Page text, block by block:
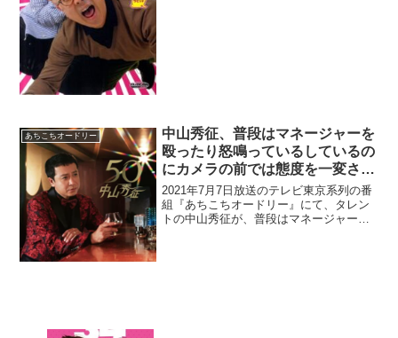
あちこちオードリー
中山秀征、普段はマネージャーを
殴ったり怒鳴っているしているの
にカメラの前では態度を一変させ
る「アイドルや先輩をいっぱい見
てる」と暴露
2021年7月7日放送のテレビ東京系列の番
組『あちこちオードリー』にて、タレン
トの中山秀征が、普段はマネージャーを